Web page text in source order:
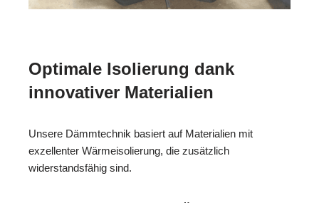
Optimale Isolierung dank
innovativer Materialien
Unsere Dämmtechnik basiert auf Materialien mit
exzellenter Wärmeisolierung, die zusätzlich
widerstandsfähig sind.